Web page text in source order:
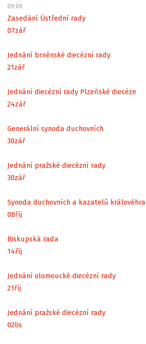
09:00
Zasedání Ústřední rady
07zář
Jednání brněnské diecézní rady
21zář
Jednání diecézní rady Plzeňské diecéze
24zář
Generální synoda duchovních
30zář
Jednání pražské diecézní rady
30zář
Synoda duchovních a kazatelů
08říj
Biskupská rada
14říj
Jednání olomoucké diecézní rady
21říj
Jednání pražské diecézní rady
02lis